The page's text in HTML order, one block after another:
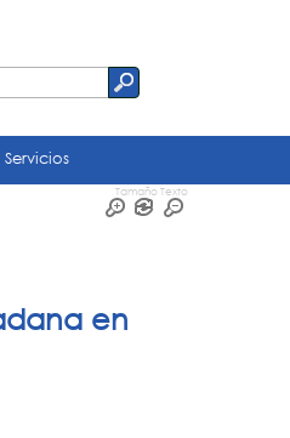
Servicios
Tamaño Texto
en